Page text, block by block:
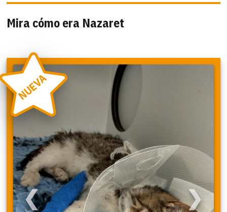
Mira cómo era Nazaret
❮ ❯
NUEVA